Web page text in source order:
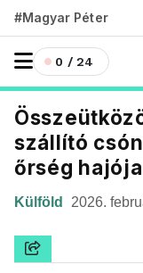
#Magyar Péter
0 / 24
szállító
őrség hajója
Külföld 2026.